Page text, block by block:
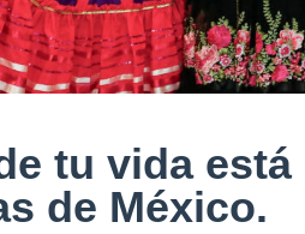
tu vida
de México.